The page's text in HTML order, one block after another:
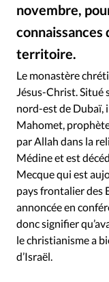
RUBRIQUES
Toute l'actualité
Eglises
Histoire
Mission
Monde
Société
novembre,
territoire.
©Pixabay - La
Le monastère
Jésus-Christ. Situé
nord-est de Dubaï,
Mahomet,
par Allah dans la
Médine et est
Mecque qui est
pays frontalier des
annoncée en
donc signifier
le christianisme a
d’Israël.